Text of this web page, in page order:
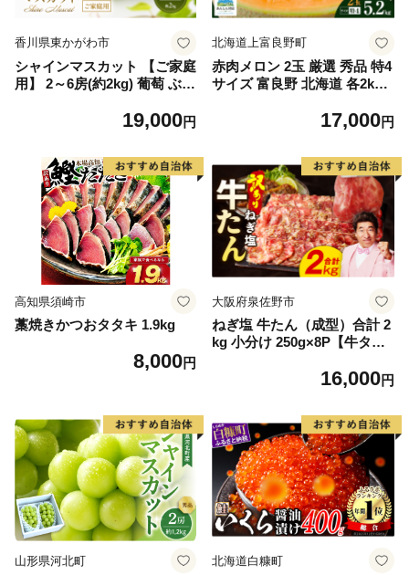
香川県東かがわ市
シャインマスカット 【ご家庭
用】 2～6房(約2kg) 葡萄 ぶど
もの 果実 旬の果物 旬のフル
19,000円
北海道上富良野町
赤肉メロン 2玉 厳選 秀品 特4
サイズ 富良野 北海道 各2kg
富良野 メロン めろん 果物 く
17,000円
高知県須崎市
藁焼きかつおタタキ 1.9kg
8,000円
大阪府泉佐野市
ねぎ塩 牛たん（成型）合計 2
kg 小分け 250g×8P【牛タン
16,000円
山形県河北町 北海道白糠町